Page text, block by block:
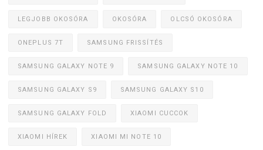
LEGJOBB OKOSÓRA OKOSÓRA OLCSÓ OKOSÓRA
ONEPLUS 7T SAMSUNG FRISSÍTÉS
SAMSUNG GALAXY NOTE 9 SAMSUNG GALAXY NOTE 10
SAMSUNG GALAXY S9 SAMSUNG GALAXY S10
SAMSUNG GALAXY FOLD XIAOMI CUCCOK
XIAOMI HÍREK XIAOMI MI NOTE 10